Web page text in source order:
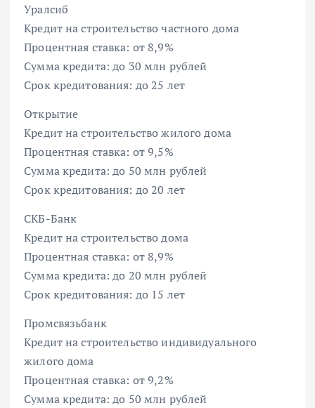
Уралсиб
Кредит на строительство частного дома
Процентная ставка: от 8,9%
Сумма кредита: до 30 млн рублей
Срок кредитования: до 25 лет
Открытие
Кредит на строительство жилого дома
Процентная ставка: от 9,5%
Сумма кредита: до 50 млн рублей
Срок кредитования: до 20 лет
СКБ-Банк
Кредит на строительство дома
Процентная ставка: от 8,9%
Сумма кредита: до 20 млн рублей
Срок кредитования: до 15 лет
Промсвязьбанк
Кредит на строительство индивидуального
жилого дома
Процентная ставка: от 9,2%
Сумма кредита: до 50 млн рублей